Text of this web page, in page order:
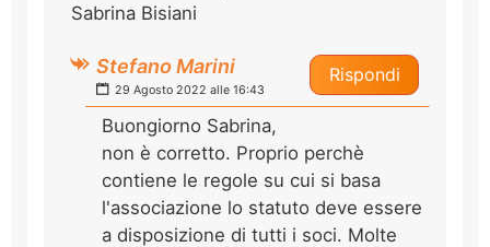
Sabrina Bisiani
Rispondi
Stefano Marini
29 Agosto 2022 alle 16:43
Buongiorno Sabrina,
non è corretto. Proprio perchè
contiene le regole su cui si basa
l'associazione lo statuto deve essere
a disposizione di tutti i soci. Molte